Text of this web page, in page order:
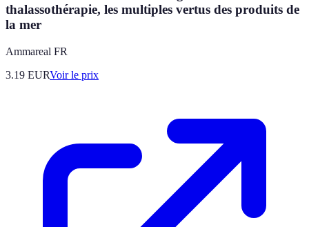
thalassothérapie, les multiples vertus des produits de
la mer
Ammareal FR
3.19 EURVoir le prix